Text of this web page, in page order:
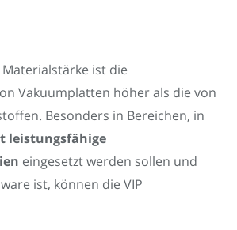
ist die
Vakuumplatten höher als die von
Besonders in Bereichen, in
leistungsfähige
eingesetzt werden sollen und
ist, können die VIP